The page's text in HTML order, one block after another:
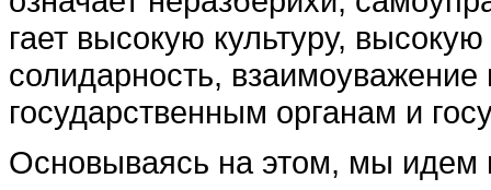
гает высокую культуру,
солидарность,
государственным органам и
Основываясь на этом, мы идем